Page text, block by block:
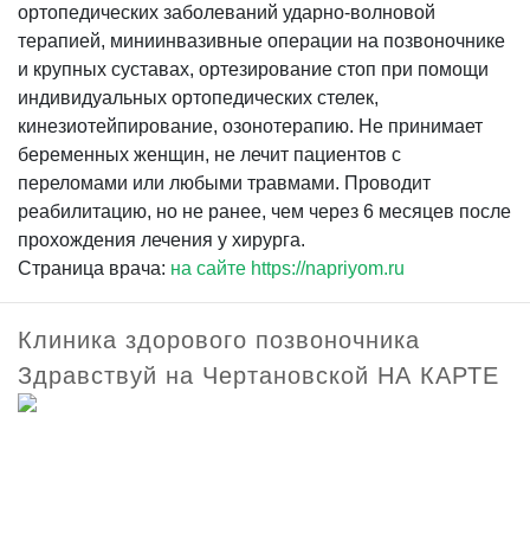
ортопедических заболеваний ударно-волновой
терапией, миниинвазивные операции на позвоночнике
и крупных суставах, ортезирование стоп при помощи
индивидуальных ортопедических стелек,
кинезиотейпирование, озонотерапию. Не принимает
беременных женщин, не лечит пациентов с
переломами или любыми травмами. Проводит
реабилитацию, но не ранее, чем через 6 месяцев после
прохождения лечения у хирурга.
Страница врача: на сайте https://napriyom.ru
Клиника здорового позвоночника
Здравствуй на Чертановской НА КАРТЕ